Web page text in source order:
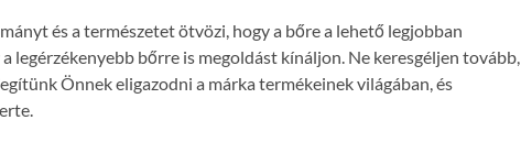
és a természetet ötvözi, hogy a bőre a lehető legjobban
legérzékenyebb bőrre is megoldást kínáljon. Ne keresgéljen tovább,
Önnek eligazodni a márka termékeinek világában, és